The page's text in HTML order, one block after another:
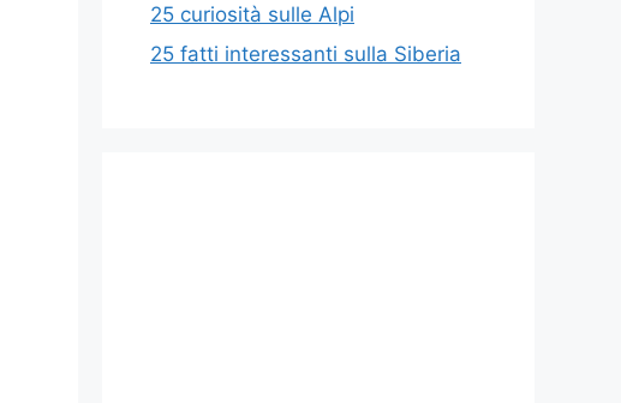
25 curiosità sulle Alpi
25 fatti interessanti sulla Siberia